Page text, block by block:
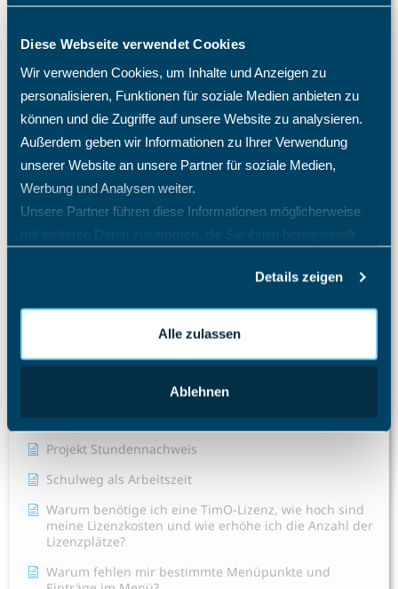
Diese Webseite verwendet Cookies
Wir verwenden Cookies, um Inhalte und Anzeigen zu
personalisieren, Funktionen für soziale Medien anbieten zu
können und die Zugriffe auf unsere Website zu analysieren.
Außerdem geben wir Informationen zu Ihrer Verwendung
unserer Website an unsere Partner für soziale Medien,
Werbung und Analysen weiter.
Unsere Partner führen diese Informationen möglicherweise
mit weiteren Daten zusammen, die Sie ihnen bereitgestellt
Details zeigen
Alle zulassen
Ablehnen
Projektmanagement Enterprise
Das Speichern konnte nicht durchgeführt werden, da
die Personal-Nr. nicht eindeutig ist.
Ein neues Projekt erstellen
Gibt es TimO auch als On-Premises oder Inhouse-
Variante?
Hat das TimO-System auch eine Zwei-Faktor-
Authentifizierung (2FA)?
Ist die 30-tägige TimO Testphase kostenfrei?
Kann ich das TimO-System mit Active Directory (AD)
Mein Mitarbeiter sieht die Abwesenheitsart Krank nicht,
was mache ich?
Projekt Stundennachweis
Schulweg als Arbeitszeit
Warum benötige ich eine TimO-Lizenz, wie hoch sind
meine Lizenzkosten und wie erhöhe ich die Anzahl der
Lizenzplätze?
Warum fehlen mir bestimmte Menüpunkte und